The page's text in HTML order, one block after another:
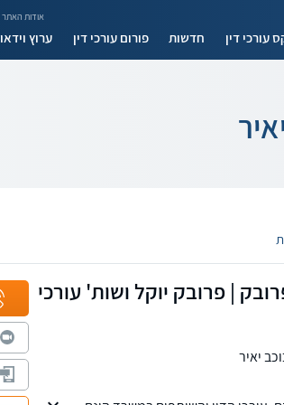
אודות האתר
עורכי דין חדשות פורום עורכי דין ערוץ וידאו
| פרובק יוקל ושות' עורכי
יאיר